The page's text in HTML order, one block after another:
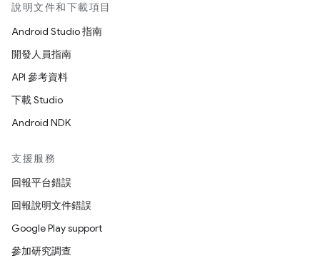
說明文件和下載項目
Android Studio 指南
開發人員指南
API 參考資料
下載 Studio
Android NDK
支援服務
回報平台錯誤
回報說明文件錯誤
Google Play support
參加研究調查